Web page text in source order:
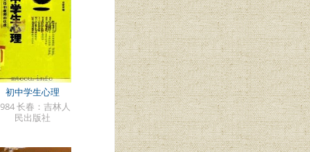
初中学生心理
长春：吉林人
民出版社